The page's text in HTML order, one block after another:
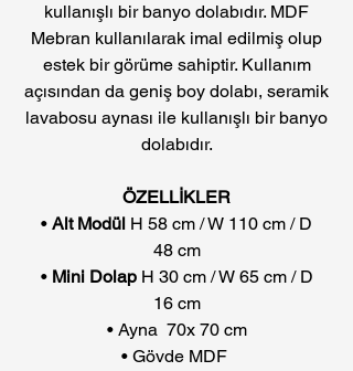
kullanışlı bir banyo dolabıdır. MDF
Mebran kullanılarak imal edilmiş olup
estek bir görüme sahiptir. Kullanım
açısından da geniş boy dolabı, seramik
lavabosu aynası ile kullanışlı bir banyo
dolabıdır.
ÖZELLİKLER
• Alt Modül H 58 cm / W 110 cm / D
48 cm
• Mini Dolap H 30 cm / W 65 cm / D
16 cm
• Ayna 70x 70 cm
• Gövde MDF